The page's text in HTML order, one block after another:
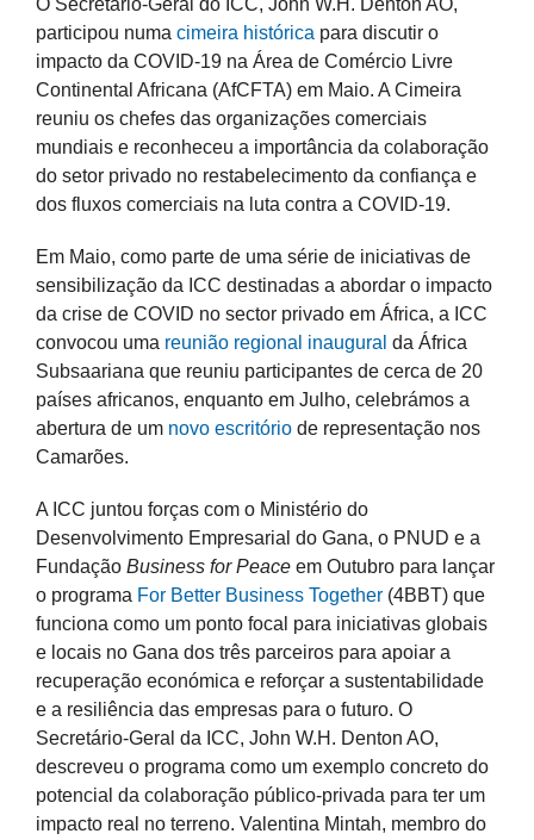
participou numa cimeira histórica para discutir o
impacto da COVID-19 na Área de Comércio Livre
Continental Africana (AfCFTA) em Maio. A Cimeira
reuniu os chefes das organizações comerciais
mundiais e reconheceu a importância da colaboração
do setor privado no restabelecimento da confiança e
dos fluxos comerciais na luta contra a COVID-19.
Em Maio, como parte de uma série de iniciativas de
sensibilização da ICC destinadas a abordar o impacto
da crise de COVID no sector privado em África, a ICC
convocou uma reunião regional inaugural da África
Subsaariana que reuniu participantes de cerca de 20
países africanos, enquanto em Julho, celebrámos a
abertura de um novo escritóriode representação nos
Camarões.
A ICC juntou forças com o Ministério do
Desenvolvimento Empresarial do Gana, o PNUD e a
Fundação Business for Peaceem Outubro para lançar
o programa For Better Business Together(4BBT) que
funciona como um ponto focal para iniciativas globais
e locais no Gana dos três parceiros para apoiar a
recuperação económica e reforçar a sustentabilidade
e a resiliência das empresas para o futuro. O
Secretário-Geral da ICC, John W.H. Denton AO,
descreveu o programa como um exemplo concreto do
potencial da colaboração público-privada para ter um
impacto real no terreno. Valentina Mintah, membro do